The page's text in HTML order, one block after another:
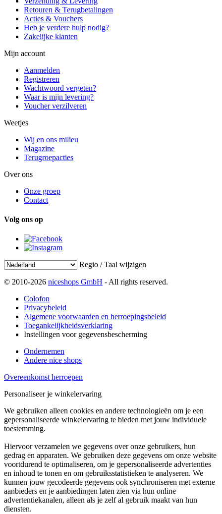
Retouren & Terugbetalingen
Acties & Vouchers
Heb je verdere hulp nodig?
Zakelijke klanten
Mijn account
Aanmelden
Registreren
Wachtwoord vergeten?
Waar is mijn levering?
Voucher verzilveren
Weetjes
Wij en ons milieu
Magazine
Terugroepacties
Over ons
Onze groep
Contact
Volg ons op
Regio / Taal wijzigen
© 2010-2026 niceshops GmbH - All rights reserved.
Colofon
Privacybeleid
Algemene voorwaarden en herroepingsbeleid
Toegankelijkheidsverklaring
Instellingen voor gegevensbescherming
Ondernemen
Andere nice shops
Overeenkomst herroepen
Personaliseer je winkelervaring
We gebruiken alleen cookies en andere technologieën om je een
gepersonaliseerde winkelervaring te bieden met jouw individuele
toestemming.
Hiervoor verzamelen we gegevens over onze gebruikers, hun
gedrag en apparaten. We gebruiken deze gegevens om onze website
voortdurend te optimaliseren, om je gepersonaliseerde advertenties
en inhoud te tonen en om gebruiksstatistieken te analyseren. We
kunnen jouw gecodeerde gegevens ook synchroniseren met externe
aanbieders en je aanbiedingen laten zien via hun online
advertentiekanalen, alleen als je zelf al gebruik maakt van hun
diensten.